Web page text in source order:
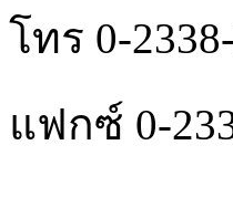
โทร 0-
แฟกซ์ 0-